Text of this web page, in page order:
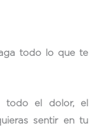
todo lo que te
todo el dolor, el
sentir en tu